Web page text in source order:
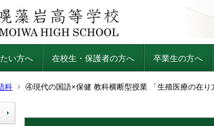
い方へ 在校生・保護者の方へ 卒業生の方へ
科 ④現代の国語×保健 教科横断型授業 「生殖医療の在り